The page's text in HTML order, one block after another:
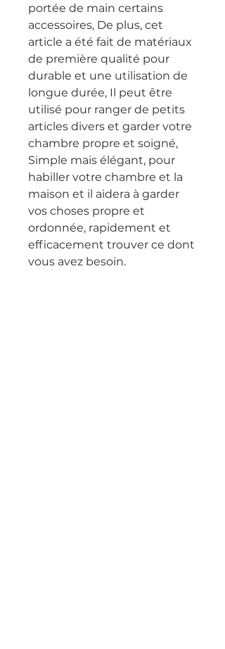
portée de main certains
accessoires, De plus, cet
article a été fait de matériaux
de première qualité pour
durable et une utilisation de
longue durée, Il peut être
utilisé pour ranger de petits
articles divers et garder votre
chambre propre et soigné,
Simple mais élégant, pour
habiller votre chambre et la
maison et il aidera à garder
vos choses propre et
ordonnée, rapidement et
efficacement trouver ce dont
vous avez besoin.